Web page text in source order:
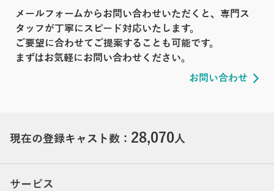
メールフォームからお問い合わせいただくと、専門ス
タッフが丁寧にスピード対応いたします。
ご要望に合わせてご提案することも可能です。
まずはお気軽にお問い合わせください。
お問い合わせ
現在の登録キャスト数： 28,070人
サービス